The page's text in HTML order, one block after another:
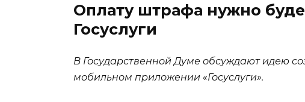
Оплату штрафа нужно
Госуслуги
В Государственной Думе обсуждают идею
мобильном приложении «Госуслуги».